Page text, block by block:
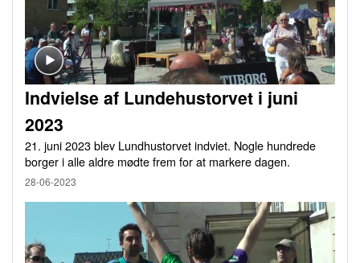
Indvielse af Lundehustorvet i juni
2023
21. juni 2023 blev Lundhustorvet indviet. Nogle hundrede
borger i alle aldre mødte frem for at markere dagen.
28-06-2023